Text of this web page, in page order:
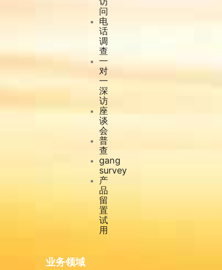
问
电
话
调
查
一
对
一
深
访
座
谈
会
普
查
gang
survey
产
品
留
置
试
用
业务领域